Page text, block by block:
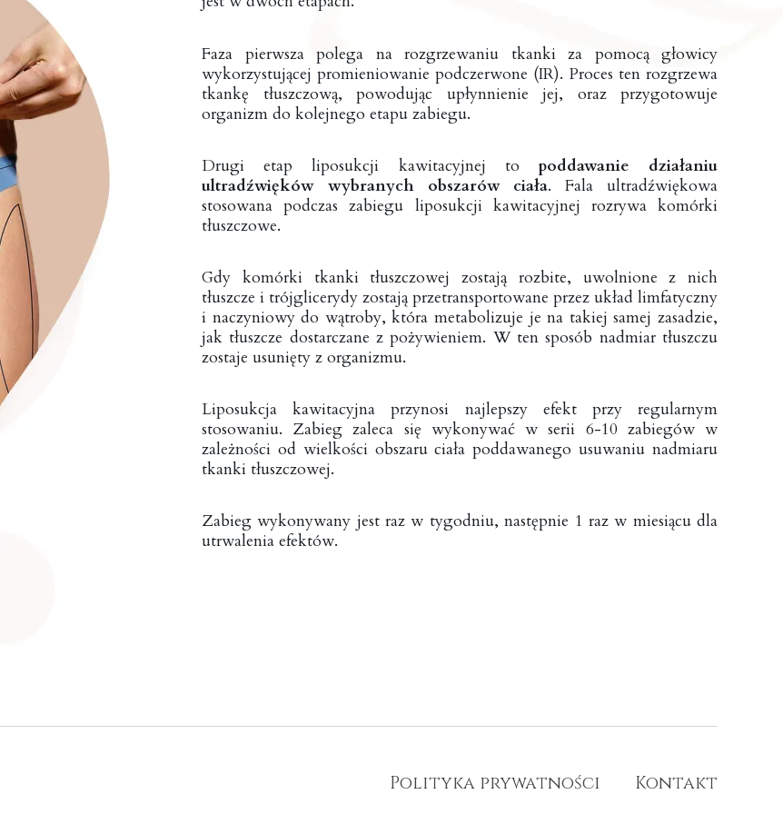
Faza pierwsza polega na rozgrzewaniu tkanki za pomocą głowicy
wykorzystującej promieniowanie podczerwone (IR). Proces ten rozgrzewa
tkankę tłuszczową, powodując upłynnienie jej, oraz przygotowuje
organizm do kolejnego etapu zabiegu.
Drugi etap liposukcji kawitacyjnej to poddawanie działaniu
ultradźwięków wybranych obszarów ciała. Fala ultradźwiękowa
stosowana podczas zabiegu liposukcji kawitacyjnej rozrywa komórki
tłuszczowe.
Gdy komórki tkanki tłuszczowej zostają rozbite, uwolnione z nich
tłuszcze i trójglicerydy zostają przetransportowane przez układ limfatyczny
i naczyniowy do wątroby, która metabolizuje je na takiej samej zasadzie,
jak tłuszcze dostarczane z pożywieniem. W ten sposób nadmiar tłuszczu
zostaje usunięty z organizmu.
Liposukcja kawitacyjna przynosi najlepszy efekt przy regularnym
stosowaniu. Zabieg zaleca się wykonywać w serii 6-10 zabiegów w
zależności od wielkości obszaru ciała poddawanego usuwaniu nadmiaru
tkanki tłuszczowej.
Zabieg wykonywany jest raz w tygodniu, następnie 1 raz w miesiącu dla
utrwalenia efektów.
Polityka prywatności Kontakt